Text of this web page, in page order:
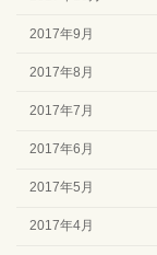
2017年9月
2017年8月
2017年7月
2017年6月
2017年5月
2017年4月